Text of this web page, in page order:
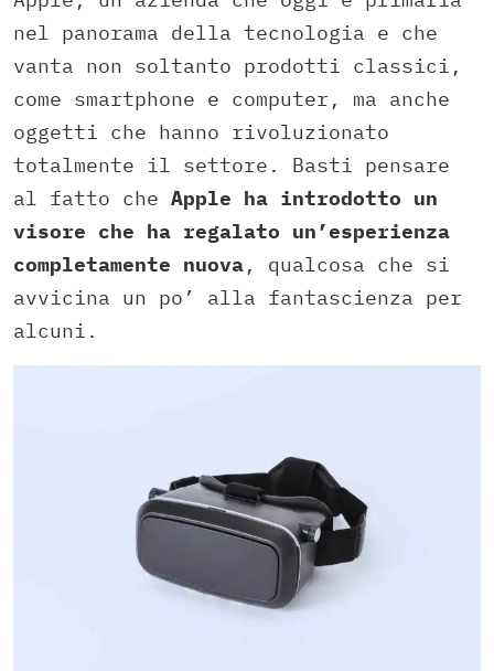
nel panorama della tecnologia e che
vanta non soltanto prodotti classici,
come smartphone e computer, ma anche
oggetti che hanno rivoluzionato
totalmente il settore. Basti pensare
al fatto che Apple ha introdotto un
visore che ha regalato un’esperienza
completamente nuova, qualcosa che si
avvicina un po’ alla fantascienza per
alcuni.